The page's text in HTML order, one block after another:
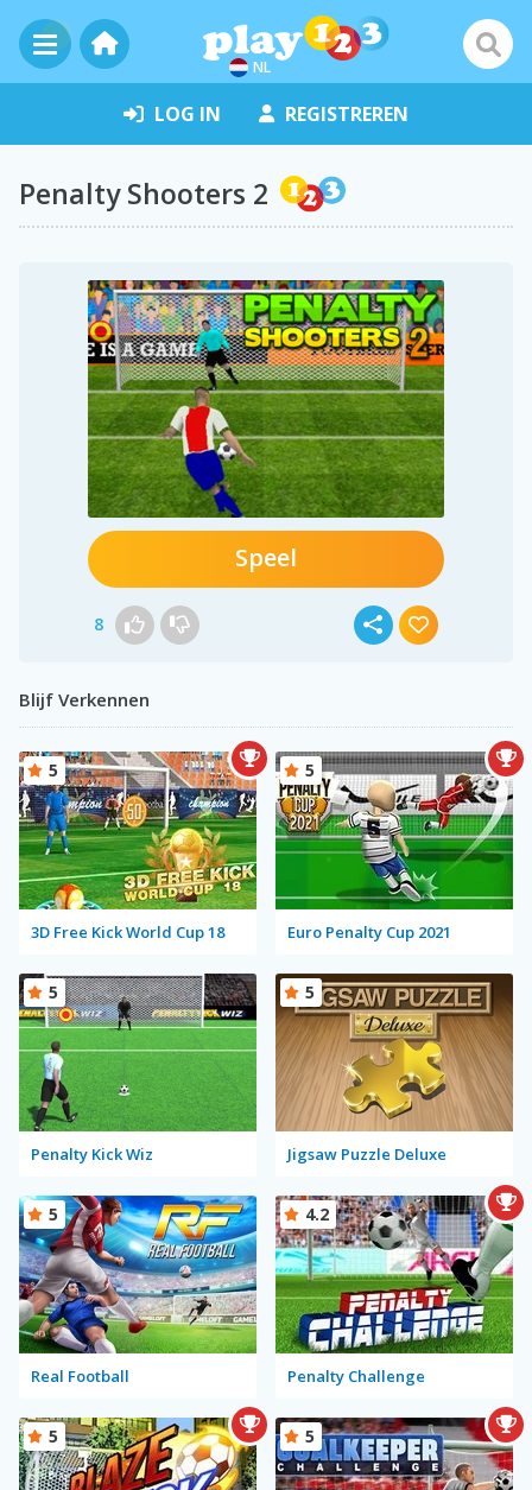
NL
LOG IN REGISTREREN
Penalty Shooters 2
Speel
8
Blijf Verkennen
3D Free Kick World Cup 18
5
Euro Penalty Cup 2021
5
Penalty Kick Wiz
5
Jigsaw Puzzle Deluxe
5
Real Football
5
Penalty Challenge
4.2
5 5